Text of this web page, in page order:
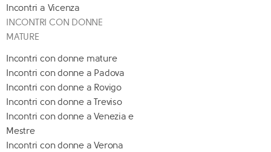
Incontri a Vicenza
INCONTRI CON DONNE
MATURE
Incontri con donne mature
Incontri con donne a Padova
Incontri con donne a Rovigo
Incontri con donne a Treviso
Incontri con donne a Venezia e
Mestre
Incontri con donne a Verona